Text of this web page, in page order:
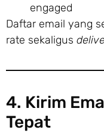
engaged
Daftar email yang
rate sekaligus
4. Kirim
Tepat